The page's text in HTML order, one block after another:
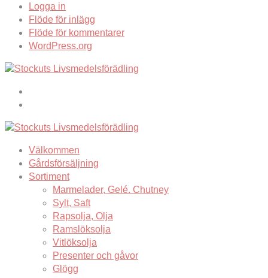
Logga in
Flöde för inlägg
Flöde för kommentarer
WordPress.org
Välkommen
Gårdsförsäljning
Sortiment
Marmelader, Gelé. Chutney
Sylt, Saft
Rapsolja, Olja
Ramslöksolja
Vitlöksolja
Presenter och gåvor
Glögg